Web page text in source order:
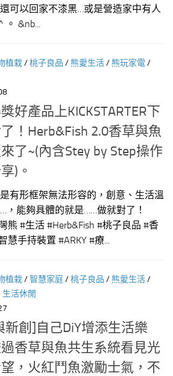
可以回家不漆黑…或是營造家中有人
&nb...
植栽/桃子良品 / 熊愛生活/ 熊玩家電/
好產品上KICKSTARTER下
！Herb&Fish 2.0香草與魚
了~(內含Stey by Step操作
)。
有形框架無法形容的，創意、生活溫
，能夠具體的就是……做就對了！
熊 #生活 #Herb&Fish #桃子良品 #香
慧手持裝置 #ARKY #療...
植栽/智慧家庭/桃子良品 / 熊愛生活/
生活休閒
新創]自己DiY增添生活樂
香草與魚共生系統看見光
，火紅鬥魚激勵士氣，不